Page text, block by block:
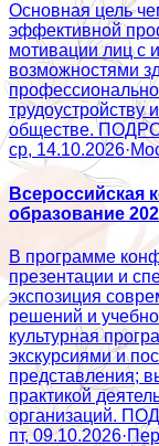
Основная цель
эффективной
мотивации лиц с
возможностями
трудоустройству
обществе.
ср, 14.10.2026·
Всероссийская
образование
В программе
презентации и
экспозиция
решений и
культурная
экскурсиями и
представления;
практикой
организаций.
пт, 09.10.2026·